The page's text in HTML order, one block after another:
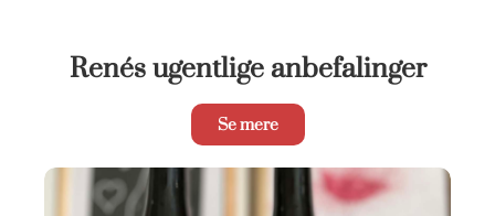
Renés ugentlige anbefalinger
Se mere